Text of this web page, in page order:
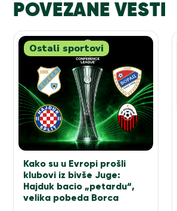
POVEZANE VESTI
Ostali sportovi
Kako su u Evropi prošli
klubovi iz bivše Juge:
Hajduk bacio „petardu“,
velika pobeda Borca